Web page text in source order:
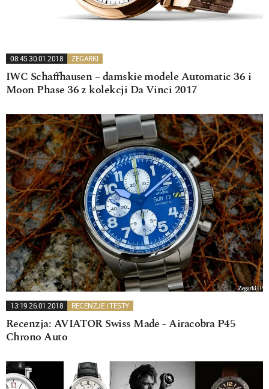
08:45 30.01.2018 ZEGARKI
IWC Schaffhausen – damskie modele Automatic 36 i
Moon Phase 36 z kolekcji Da Vinci 2017
13:19 26.01.2018 RECENZJE I TESTY
Recenzja: AVIATOR Swiss Made - Airacobra P45
Chrono Auto